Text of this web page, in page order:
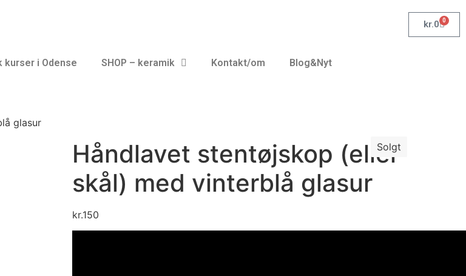
kr.0 0
kurser i Odense SHOP – keramik Kontakt/om Blog&Nyt
glasur
Solgt
Håndlavet stentøjskop (eller
skål) med vinterblå glasur
kr.150